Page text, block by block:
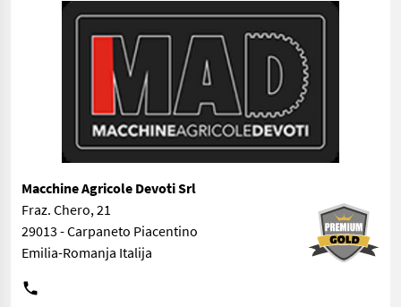
Macchine Agricole Devoti Srl
Fraz. Chero, 21
29013 - Carpaneto Piacentino
Emilia-Romanja Italija